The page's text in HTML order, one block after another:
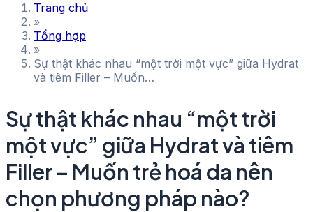
Trang chủ
»
Tổng hợp
»
Sự thật khác nhau “một trời một vực” giữa Hydrat
và tiêm Filler – Muốn…
Sự thật khác nhau “một trời
một vực” giữa Hydrat và tiêm
Filler – Muốn trẻ hoá da nên
chọn phương pháp nào?